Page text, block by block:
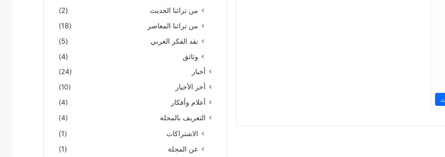
من تراثنا الحديث
(2)
من تراثنا المعاصر
(18)
نقد الفكر الغربي
(5)
وثائق
(4)
أخبار
(24)
أخر الأخبار
(10)
أعلام وأفكار
(4)
التعريف بالمجلة
(4)
الاشتراكات
(1)
عن المجلة
(1)